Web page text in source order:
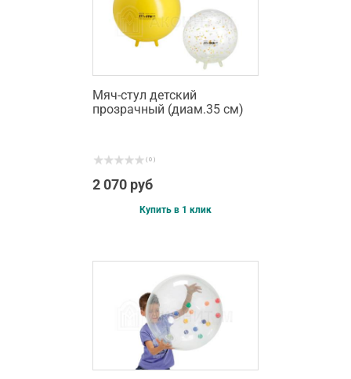
Мяч-стул детский
прозрачный (диам.35 см)
( 0 )
2 070 руб
Купить в 1 клик